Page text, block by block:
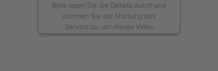
Bitte lesen Sie die Details durch und
stimmen Sie der Nutzung des
Service zu, um dieses Video
anzusehen.